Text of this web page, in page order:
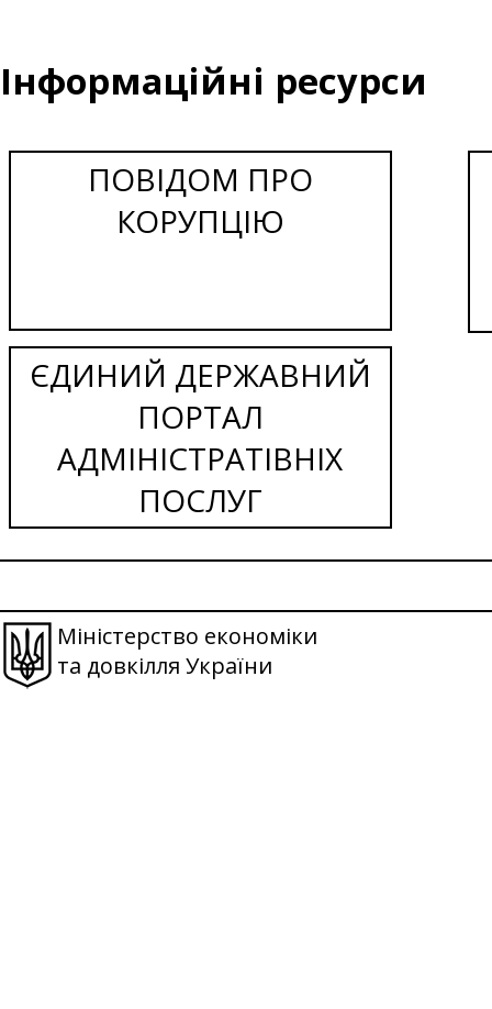
Інформаційні ресурси
ПОВІДОМ ПРО
КОРУПЦІЮ
ЄДИНИЙ ДЕРЖАВНИЙ
ПОРТАЛ
АДМІНІСТРАТІВНІХ
ПОСЛУГ
Міністерство економіки
та довкілля України